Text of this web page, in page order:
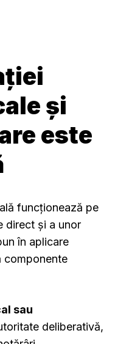
și
este
funcționează pe
direct și a unor
în aplicare
componente
sau
deliberativă,